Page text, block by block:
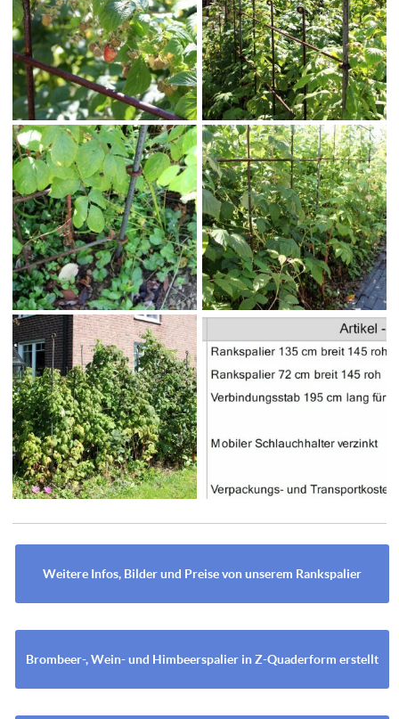
Weitere Infos, Bilder und Preise von unserem Rankspalier
Brombeer-, Wein- und Himbeerspalier in Z-Quaderform erstellt